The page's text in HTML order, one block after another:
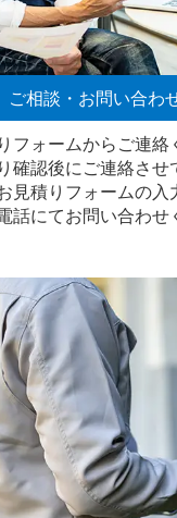
ご相談・お問い合わ
フォームからご連絡
確認後にご連絡させ
見積りフォームの入
話にてお問い合わせ